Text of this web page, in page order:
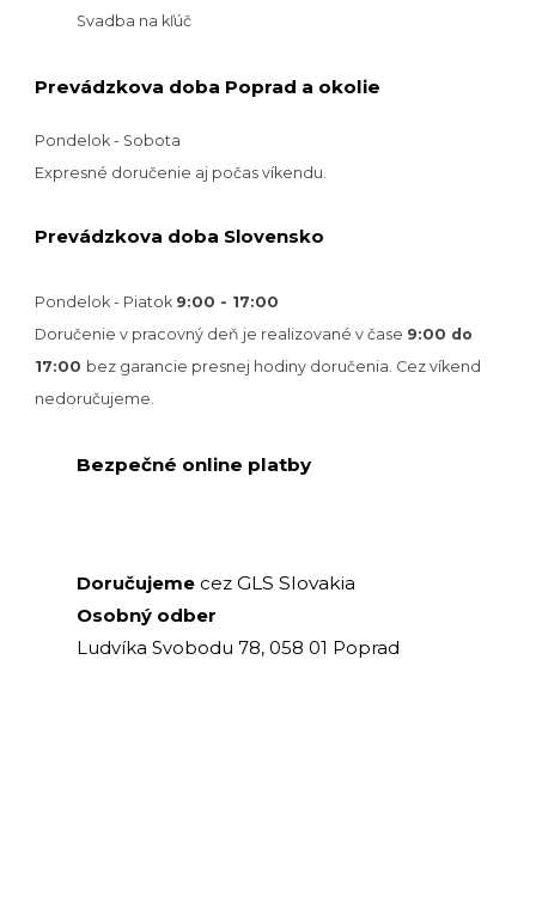
Svadba na kľúč
Prevádzkova doba Poprad a okolie
Pondelok - Sobota
Expresné doručenie aj počas víkendu.
Prevádzkova doba Slovensko
Pondelok - Piatok 9:00 - 17:00
Doručenie v pracovný deň je realizované v čase 9:00 do
17:00 bez garancie presnej hodiny doručenia. Cez víkend
nedoručujeme.
Bezpečné online platby
Doručujeme cez GLS Slovakia
Osobný odber
Ludvíka Svobodu 78, 058 01 Poprad